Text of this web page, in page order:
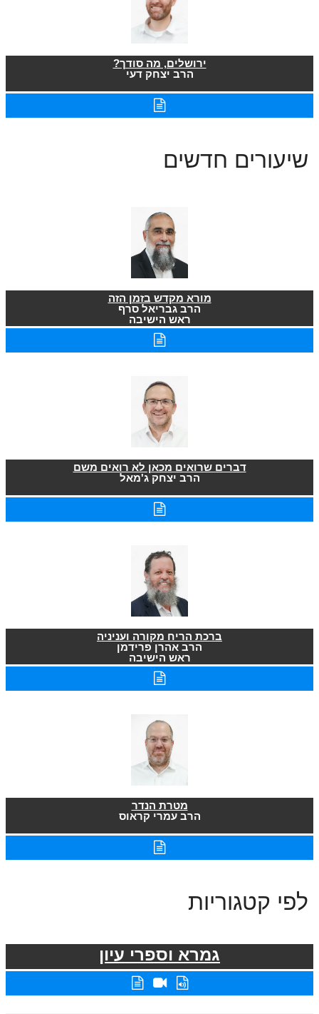
ירושלים, מה סודך?
הרב יצחק דעי
שיעורים חדשים
מורא מקדש בזמן הזה
הרב גבריאל סרף
ראש הישיבה
דברים שרואים מכאן לא רואים משם
הרב יצחק ג'מאל
ברכת הריח מקורה ועניניה
הרב אהרן פרידמן
ראש הישיבה
מטרת הנדר
הרב עמרי קראוס
לפי קטגוריות
גמרא וספרי עיון